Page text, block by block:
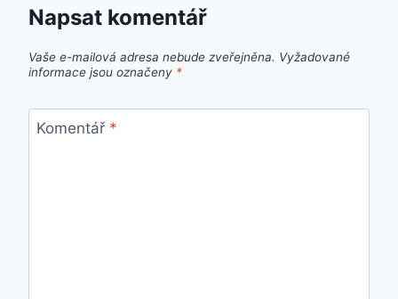
Napsat komentář
Vaše e-mailová adresa nebude zveřejněna. Vyžadované
informace jsou označeny *
Komentář *